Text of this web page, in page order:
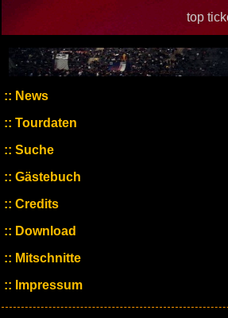
top
News
Tourdaten
Suche
Gästebuch
Credits
Download
Mitschnitte
Impressum